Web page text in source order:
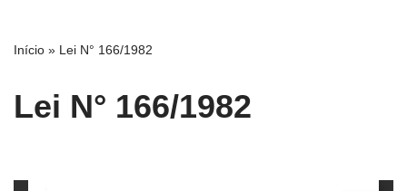
Início » Lei N° 166/1982
Lei N° 166/1982